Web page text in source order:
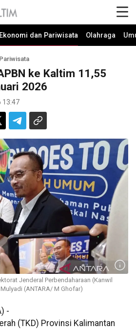
Ekonomi dan Pariwisata Olahraga
ke Kaltim 11,55
2026
13:47
Jenderal Perbendaharaan (Kanwil
(ANTARA/ M Ghofar)
-
(TKD) Provinsi Kalimantan